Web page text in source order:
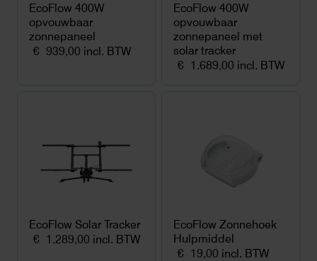
EcoFlow 400W
opvouwbaar
zonnepaneel
€ 939,00 incl. BTW
EcoFlow 400W
opvouwbaar
zonnepaneel met
solar tracker
€ 1.689,00 incl. BTW
EcoFlow Solar Tracker
€ 1.289,00 incl. BTW
EcoFlow Zonnehoek
Hulpmiddel
€ 19,00 incl. BTW